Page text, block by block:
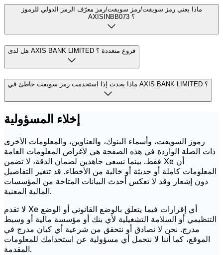
ماذا يعني رمز سويفت/رمز سويفت/رمز معرّف الرمز الدولي للرموز
AXISINBB073 ؟
هل لدى AXIS BANK LIMITED فروع متعددة ؟
ماذا يحدث إذا استخدمت رمز سويفت خاطئ في AXIS BANK LIMITED ؟
إخلاء المسؤولية
رموز السويفت، وأسماء البنوك، والعناوين، والمعلومات الأخرى
ذات الصلة الواردة في هذه الصفحة هي لأغراض المعلومات العامة
فقط. بينما نسعى جاهدين لضمان الدقة، لا تضمن Xe أن
المعلومات كاملة أو حديثة أو خالية من الأخطاء. قد تتغير التفاصيل
دون إشعار وقد لا تعكس أحدث البيانات المتاحة من المؤسسات
المالية المعنية.
لا تقدم Xe أي إقرارات فيما يتعلق بالوضع القانوني أو الوضع
التنظيمي أو السلامة التشغيلية لأي بنك أو مؤسسة مالية أو وسيط
مدرج. نحن لا نصادق أو نتحقق من شرعية أي كيان مدرج في
الموقع، كما أننا لا نتحمل أي مسؤولية عن استخدامك للمعلومات
المقدمة.